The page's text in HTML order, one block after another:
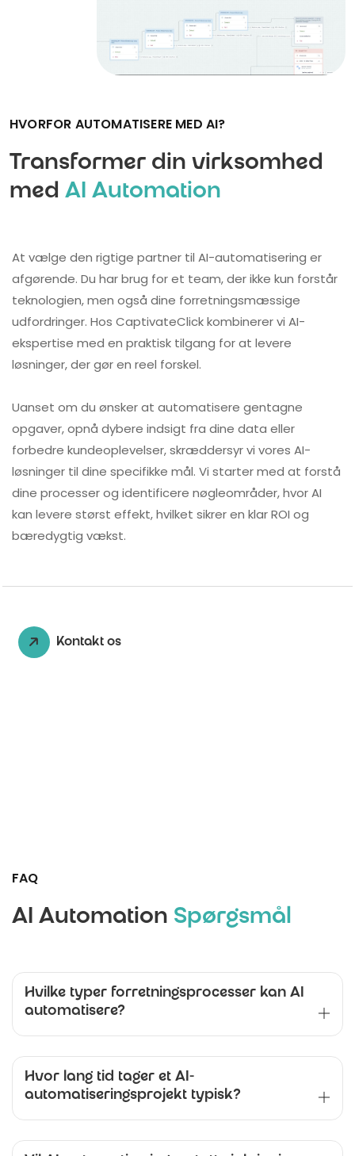
HVORFOR AUTOMATISERE MED AI?
Transformer din virksomhed
med AI Automation
At vælge den rigtige partner til AI-automatisering er
afgørende. Du har brug for et team, der ikke kun forstår
teknologien, men også dine forretningsmæssige
udfordringer. Hos CaptivateClick kombinerer vi AI-
ekspertise med en praktisk tilgang for at levere
løsninger, der gør en reel forskel.
Uanset om du ønsker at automatisere gentagne
opgaver, opnå dybere indsigt fra dine data eller
forbedre kundeoplevelser, skræddersyr vi vores AI-
løsninger til dine specifikke mål. Vi starter med at forstå
dine processer og identificere nøgleområder, hvor AI
kan levere størst effekt, hvilket sikrer en klar ROI og
bæredygtig vækst.
Kontakt os
FAQ
AI Automation Spørgsmål
Hvilke typer forretningsprocesser kan AI
automatisere?
Hvor lang tid tager et AI-
automatiseringsprojekt typisk?